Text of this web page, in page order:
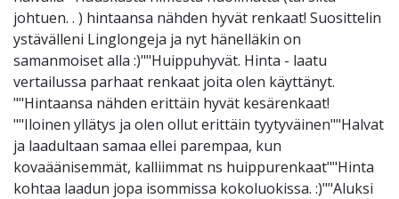
johtuen. . ) hintaansa nähden hyvät renkaat! Suosittelin
ystävälleni Linglongeja ja nyt hänelläkin on
samanmoiset alla :)""Huippuhyvät. Hinta - laatu
vertailussa parhaat renkaat joita olen käyttänyt.
""Hintaansa nähden erittäin hyvät kesärenkaat!
""Iloinen yllätys ja olen ollut erittäin tyytyväinen""Halvat
ja laadultaan samaa ellei parempaa, kun
kovaäänisemmät, kalliimmat ns huippurenkaat""Hinta
kohtaa laadun jopa isommissa kokoluokissa. :)""Aluksi